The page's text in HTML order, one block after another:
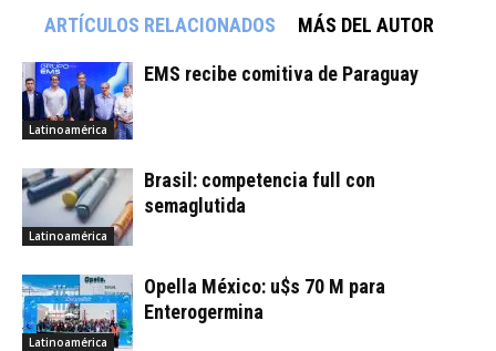
ARTÍCULOS RELACIONADOS MÁS DEL AUTOR
Latinoamérica
EMS recibe comitiva de Paraguay
Latinoamérica
Brasil: competencia full con
semaglutida
Latinoamérica
Opella México: u$s 70 M para
Enterogermina